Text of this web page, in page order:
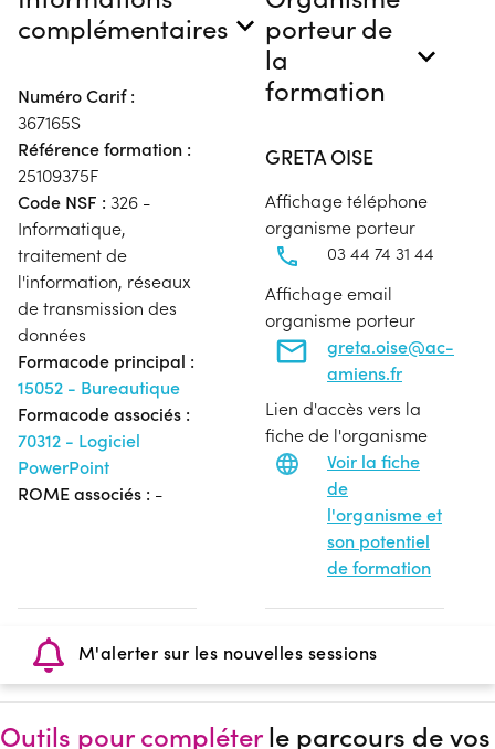
complémentaires
Numéro Carif :
367165S
Référence formation :
25109375F
Code NSF : 326 -
Informatique,
traitement de
l'information, réseaux
de transmission des
données
Formacode principal :
15052 - Bureautique
Formacode associés :
70312 - Logiciel
PowerPoint
ROME associés : -
porteur de
la
formation
GRETA OISE
Affichage téléphone
organisme porteur
03 44 74 31 44
Affichage email
organisme porteur
greta.oise@ac-
amiens.fr
Lien d'accès vers la
fiche de l'organisme
Voir la fiche
de
l'organisme et
son potentiel
de formation
M'alerter sur les nouvelles sessions
Outils pour compléterle parcours de vos